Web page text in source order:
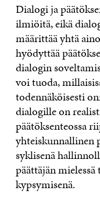
Dialogi ja
ilmiöitä, eikä
määrittää yhtä
hyödyttää
dialogin
voi tuoda,
todennäköisesti
dialogille on
päätöksenteossa
yhteiskunnallinen
syklisenä
päättäjän
kypsymisenä.